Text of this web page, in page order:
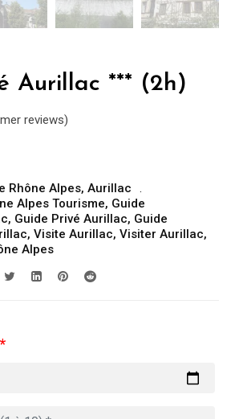
Aurillac *** (2h)
reviews)
Rhône Alpes, Aurillac
Alpes Tourisme, Guide
, Guide Privé Aurillac, Guide
, Visite Aurillac, Visiter Aurillac,
Alpes
*